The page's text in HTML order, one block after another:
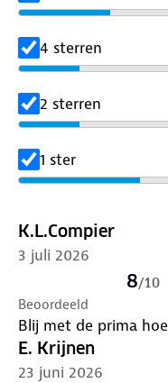
is universeel
op: er wordt geen
4 sterren
2 sterren
1 ster
K.L.Compier
3 juli 2026
8/10
Beoordeeld
Blij met de prima
E. Krijnen
23 juni 2026